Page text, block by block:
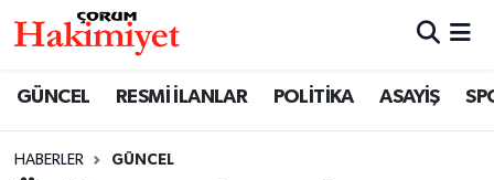
GÜNCEL RESMİ İLANLAR POLİTİKA ASAYİŞ
HABERLER GÜNCEL
Nöbetçi Eczaneler